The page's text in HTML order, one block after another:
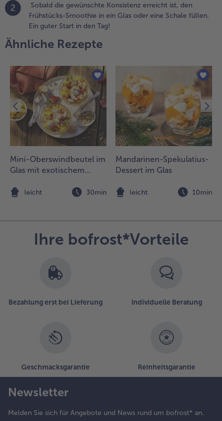
2
Sobald die gewünschte Konsistenz erreicht ist, den
Frühstücks-Smoothie in ein Glas oder eine Schale füllen.
Ein guter Start in den Tag!
Ähnliche Rezepte
Mini-Oberswindbeutel im
Glas mit exotischem
leicht 30min
Mandarinen-Spekulatius-
Dessert im Glas
leicht 10min
Ihre bofrost*Vorteile
Bezahlung erst bei Lieferung Individuelle Beratung
Geschmacksgarantie Reinheitsgarantie
Newsletter
Melden Sie sich für Angebote und News rund um bofrost* an.